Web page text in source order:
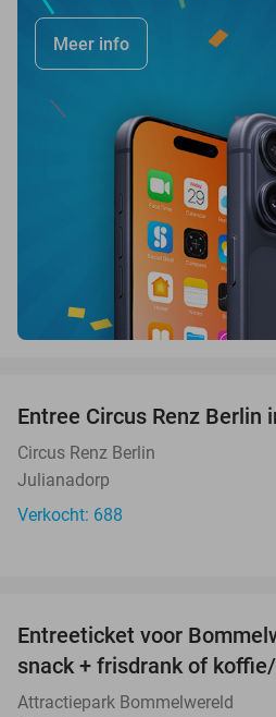
Meer info
Entree Circus Renz Berlin
Circus Renz Berlin
Julianadorp
Verkocht: 688
Entreeticket voor
snack + frisdrank of
Attractiepark Bommelwereld